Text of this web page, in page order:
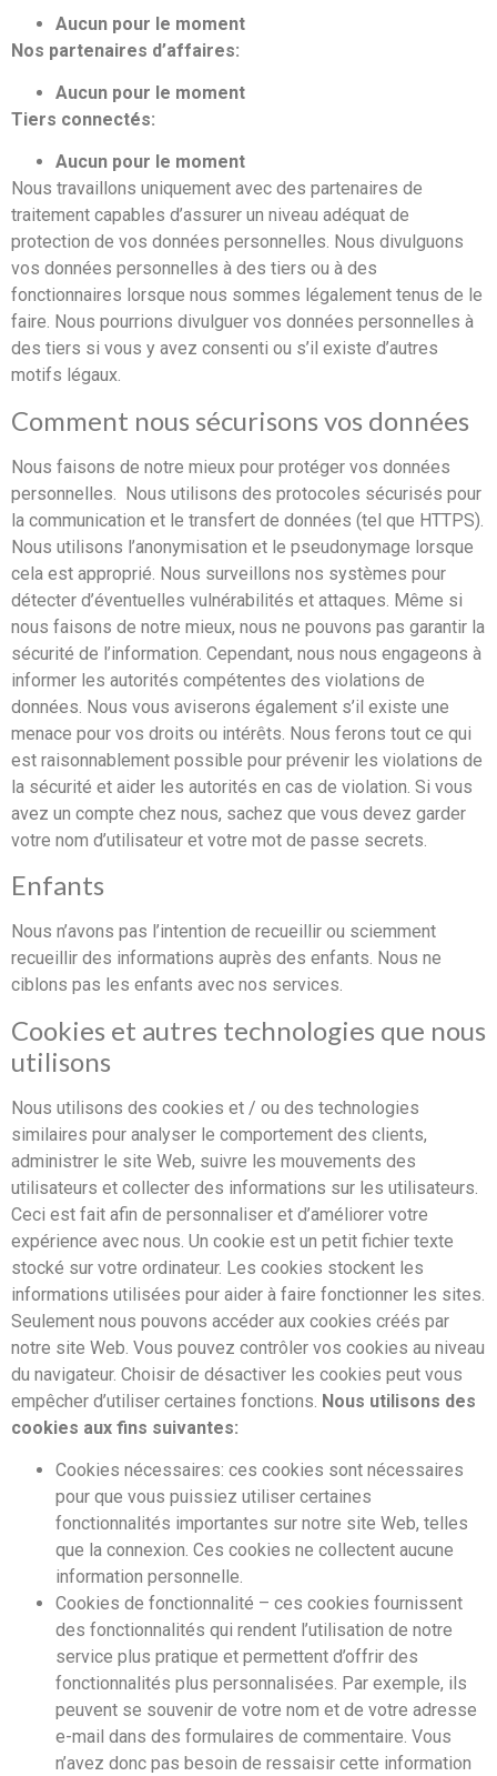
Aucun pour le moment
Nos partenaires d’affaires:
Aucun pour le moment
Tiers connectés:
Aucun pour le moment
Nous travaillons uniquement avec des partenaires de
traitement capables d’assurer un niveau adéquat de
protection de vos données personnelles. Nous divulguons
vos données personnelles à des tiers ou à des
fonctionnaires lorsque nous sommes légalement tenus de le
faire. Nous pourrions divulguer vos données personnelles à
des tiers si vous y avez consenti ou s’il existe d’autres
motifs légaux.
Comment nous sécurisons vos données
Nous faisons de notre mieux pour protéger vos données
personnelles. Nous utilisons des protocoles sécurisés pour
la communication et le transfert de données (tel que HTTPS).
Nous utilisons l’anonymisation et le pseudonymage lorsque
cela est approprié. Nous surveillons nos systèmes pour
détecter d’éventuelles vulnérabilités et attaques. Même si
nous faisons de notre mieux, nous ne pouvons pas garantir la
sécurité de l’information. Cependant, nous nous engageons à
informer les autorités compétentes des violations de
données. Nous vous aviserons également s’il existe une
menace pour vos droits ou intérêts. Nous ferons tout ce qui
est raisonnablement possible pour prévenir les violations de
la sécurité et aider les autorités en cas de violation. Si vous
avez un compte chez nous, sachez que vous devez garder
votre nom d’utilisateur et votre mot de passe secrets.
Enfants
Nous n’avons pas l’intention de recueillir ou sciemment
recueillir des informations auprès des enfants. Nous ne
ciblons pas les enfants avec nos services.
Cookies et autres technologies que nous
utilisons
Nous utilisons des cookies et / ou des technologies
similaires pour analyser le comportement des clients,
administrer le site Web, suivre les mouvements des
utilisateurs et collecter des informations sur les utilisateurs.
Ceci est fait afin de personnaliser et d’améliorer votre
expérience avec nous. Un cookie est un petit fichier texte
stocké sur votre ordinateur. Les cookies stockent les
informations utilisées pour aider à faire fonctionner les sites.
Seulement nous pouvons accéder aux cookies créés par
notre site Web. Vous pouvez contrôler vos cookies au niveau
du navigateur. Choisir de désactiver les cookies peut vous
empêcher d’utiliser certaines fonctions. Nous utilisons des
cookies aux fins suivantes:
Cookies nécessaires: ces cookies sont nécessaires
pour que vous puissiez utiliser certaines
fonctionnalités importantes sur notre site Web, telles
que la connexion. Ces cookies ne collectent aucune
information personnelle.
Cookies de fonctionnalité – ces cookies fournissent
des fonctionnalités qui rendent l’utilisation de notre
service plus pratique et permettent d’offrir des
fonctionnalités plus personnalisées. Par exemple, ils
peuvent se souvenir de votre nom et de votre adresse
e-mail dans des formulaires de commentaire. Vous
n’avez donc pas besoin de ressaisir cette information